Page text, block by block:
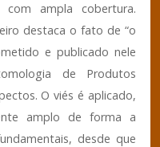
com ampla cobertura.
destaca o fato de “o
e publicado nele
de Produtos
O viés é aplicado,
amplo de forma a
desde que